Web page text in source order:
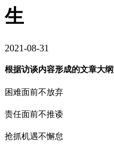
生
2021-08-31
根据访谈内容形成的文章大纲
困难面前不放弃
责任面前不推诿
抢抓机遇不懈怠